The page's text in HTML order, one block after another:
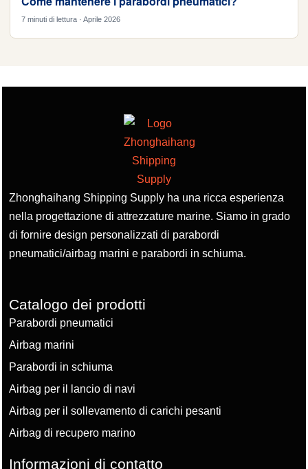
7 minuti di lettura · Aprile 2026
Zhonghaihang Shipping Supply ha una ricca esperienza
nella progettazione di attrezzature marine. Siamo in grado
di fornire design personalizzati di parabordi
pneumatici/airbag marini e parabordi in schiuma.
Catalogo dei prodotti
Parabordi pneumatici
Airbag marini
Parabordi in schiuma
Airbag per il lancio di navi
Airbag per il sollevamento di carichi pesanti
Airbag di recupero marino
Informazioni di contatto